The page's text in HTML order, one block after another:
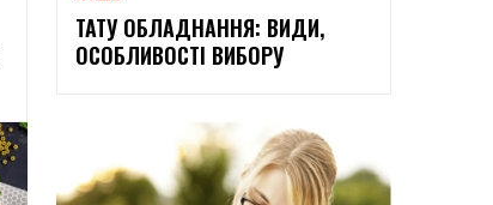
ТАТУ ОБЛАДНАННЯ: ВИДИ,
ОСОБЛИВОСТІ ВИБОРУ